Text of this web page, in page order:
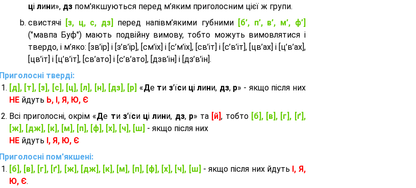
ці лини», дзпом'якшуються перед м’яким приголосним цієї ж групи.
cвистячі
[з, ц, с, дз] перед напівм’якими губними
[б’, п’, в’, м’, ф’]
("мавпа Буф") мають подвійну вимову, тобто можуть вимовлятися і
твердо, і м’яко: [зв’ір] і [з’в’ір], [см’іх] і [с’м’іх], [св’іт] і [с’в’іт], [цв’ах] і [ц’в’ах],
[цв’іт] і [ц’в’іт], [св’ато] і [с’в’ато], [дзв’iн] і [дз’в’iн].
Приголосні тверді:
[д], [т], [з], [с], [ц], [л], [н], [дз], [р] «Де ти з'їси цілини, дз, р» - якщо після них
НЕйдуть Ь, І, Я, Ю, Є
Всі приголосні, окрім «Де ти з'їси цілини, дз, р» та [й], тобто [б], [в], [г], [ґ],
[ж], [дж], [к], [м], [п], [ф], [х], [ч], [ш] - якщо після них
НЕйдуть І, Я, Ю, Є
Приголосні пом'якшені:
[б], [в], [г], [ґ], [ж], [дж], [к], [м], [п], [ф], [х], [ч], [ш] - якщо після них йдуть І, Я,
Ю, Є.